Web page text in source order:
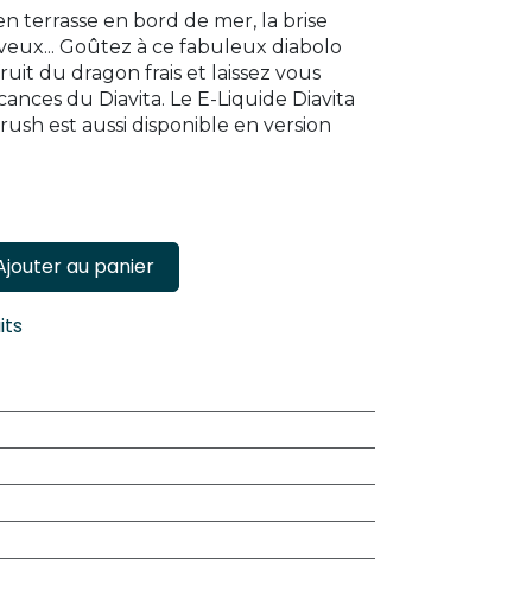
terrasse en bord de mer, la brise
Goûtez à ce fabuleux diabolo
du dragon frais et laissez vous
du Diavita. Le E-Liquide Diavita
est aussi disponible en version
au panier